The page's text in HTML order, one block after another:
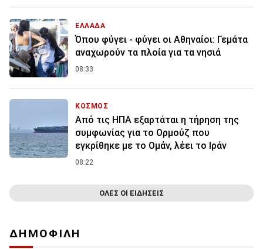
ΕΛΛΑΔΑ
Όπου φύγει - φύγει οι Αθηναίοι: Γεμάτα
αναχωρούν τα πλοία για τα νησιά
08:33
ΚΟΣΜΟΣ
Από τις ΗΠΑ εξαρτάται η τήρηση της
συμφωνίας για το Ορμούζ που
εγκρίθηκε με το Ομάν, λέει το Ιράν
08:22
ΟΛΕΣ ΟΙ ΕΙΔΗΣΕΙΣ
ΔΗΜΟΦΙΛΗ